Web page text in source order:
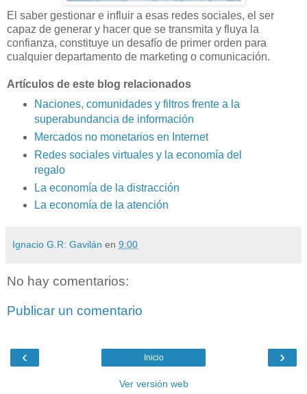
El saber gestionar e influir a esas redes sociales, el ser
capaz de generar y hacer que se transmita y fluya la
confianza, constituye un desafío de primer orden para
cualquier departamento de marketing o comunicación.
Artículos de este blog relacionados
Naciones, comunidades y filtros frente a la
superabundancia de información
Mercados no monetarios en Internet
Redes sociales virtuales y la economía del
regalo
La economía de la distracción
La economía de la atención
Ignacio G.R: Gavilán en 9:00
No hay comentarios:
Publicar un comentario
‹ ›
Inicio
Ver versión web